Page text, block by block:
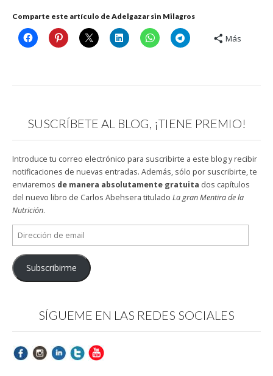
Comparte este artículo de Adelgazar sin Milagros
Más
SUSCRÍBETE AL BLOG, ¡TIENE PREMIO!
Introduce tu correo electrónico para suscribirte a este blog y recibir
notificaciones de nuevas entradas. Además, sólo por suscribirte, te
enviaremos de manera absolutamente gratuita dos capítulos
del nuevo libro de Carlos Abehsera titulado La gran Mentira de la
Nutrición.
Dirección
de
email
Subscribirme
SÍGUEME EN LAS REDES SOCIALES